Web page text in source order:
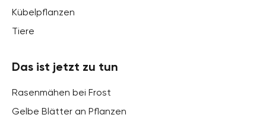
Kübelpflanzen
Tiere
Das ist jetzt zu tun
Rasenmähen bei Frost
Gelbe Blätter an Pflanzen